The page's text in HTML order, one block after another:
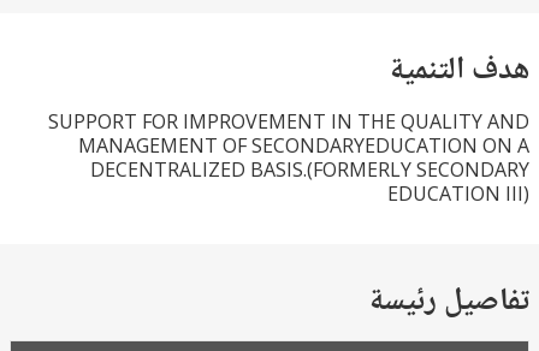
SUPPORT FOR IMPROVEMENT IN THE
MANAGEMENT OF
DECENTRALIZED BASIS.(FORMERLY
رئيسة